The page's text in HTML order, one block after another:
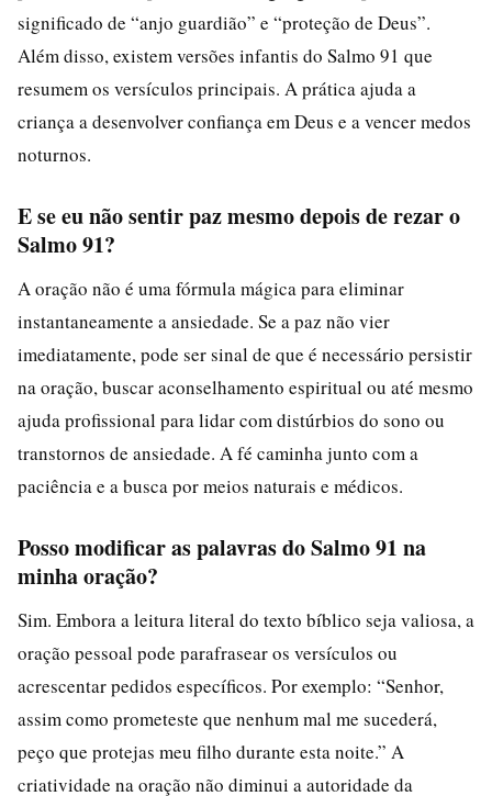
significado de “anjo guardião” e “proteção de Deus”.
Além disso, existem versões infantis do Salmo 91 que
resumem os versículos principais. A prática ajuda a
criança a desenvolver confiança em Deus e a vencer medos
noturnos.
E se eu não sentir paz mesmo depois de rezar o
Salmo 91?
A oração não é uma fórmula mágica para eliminar
instantaneamente a ansiedade. Se a paz não vier
imediatamente, pode ser sinal de que é necessário persistir
na oração, buscar aconselhamento espiritual ou até mesmo
ajuda profissional para lidar com distúrbios do sono ou
transtornos de ansiedade. A fé caminha junto com a
paciência e a busca por meios naturais e médicos.
Posso modificar as palavras do Salmo 91 na
minha oração?
Sim. Embora a leitura literal do texto bíblico seja valiosa, a
oração pessoal pode parafrasear os versículos ou
acrescentar pedidos específicos. Por exemplo: “Senhor,
assim como prometeste que nenhum mal me sucederá,
peço que protejas meu filho durante esta noite.” A
criatividade na oração não diminui a autoridade da